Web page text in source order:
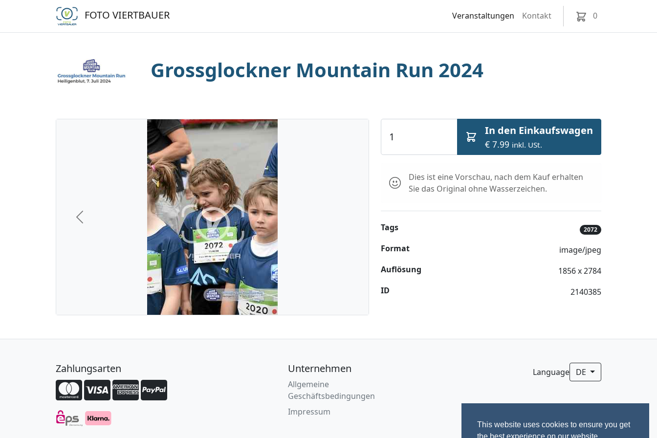
This website uses cookies to ensure you get
FOTO VIERTBAUER Veranstaltungen Kontakt 0
Grossglockner Mountain Run 2024
Previous
In den Einkaufswagen
€ 7.99 inkl. USt.
Dies ist eine Vorschau, nach dem Kauf erhalten
Sie das Original ohne Wasserzeichen.
Tags 2072
Format
image/jpeg
Auflösung
1856 x 2784
ID
2140385
Zahlungsarten Unternehmen
Allgemeine
Geschäftsbedingungen
Impressum
Language DE